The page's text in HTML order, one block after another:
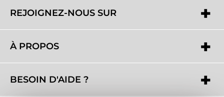
REJOIGNEZ-NOUS SUR
À PROPOS
BESOIN D'AIDE ?